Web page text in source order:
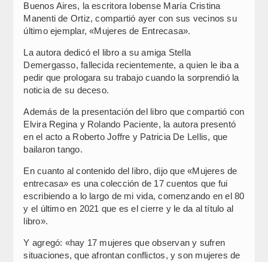
Buenos Aires, la escritora lobense María Cristina
Manenti de Ortiz, compartió ayer con sus vecinos su
último ejemplar, «Mujeres de Entrecasa».
La autora dedicó el libro a su amiga Stella
Demergasso, fallecida recientemente, a quien le iba a
pedir que prologara su trabajo cuando la sorprendió la
noticia de su deceso.
Además de la presentación del libro que compartió con
Elvira Regina y Rolando Paciente, la autora presentó
en el acto a Roberto Joffre y Patricia De Lellis, que
bailaron tango.
En cuanto al contenido del libro, dijo que «Mujeres de
entrecasa» es una colección de 17 cuentos que fui
escribiendo a lo largo de mi vida, comenzando en el 80
y el último en 2021 que es el cierre y le da al título al
libro».
Y agregó: «hay 17 mujeres que observan y sufren
situaciones, que afrontan conflictos, y son mujeres de